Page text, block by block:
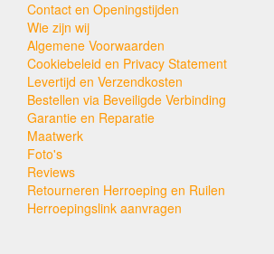
Contact en Openingstijden
Wie zijn wij
Algemene Voorwaarden
Cookiebeleid en Privacy Statement
Levertijd en Verzendkosten
Bestellen via Beveiligde Verbinding
Garantie en Reparatie
Maatwerk
Foto's
Reviews
Retourneren Herroeping en Ruilen
Herroepingslink aanvragen